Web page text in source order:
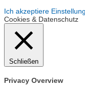
Ich akzeptiere
Cookies & Datenschutz
Schließen
Privacy Overview